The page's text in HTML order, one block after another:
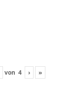
von 4 › »